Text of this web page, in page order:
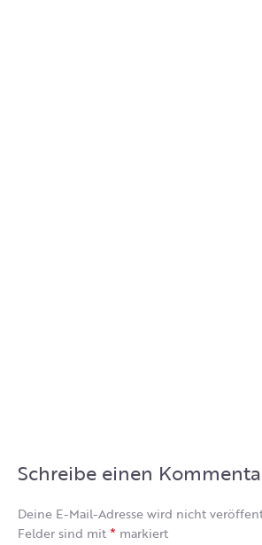
Schreibe einen
Deine E-Mail-Adresse wird nicht
Felder sind mit* markiert